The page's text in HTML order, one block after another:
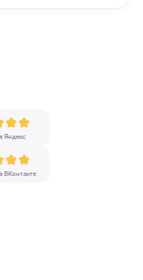
Яндекс
ВКонтакте